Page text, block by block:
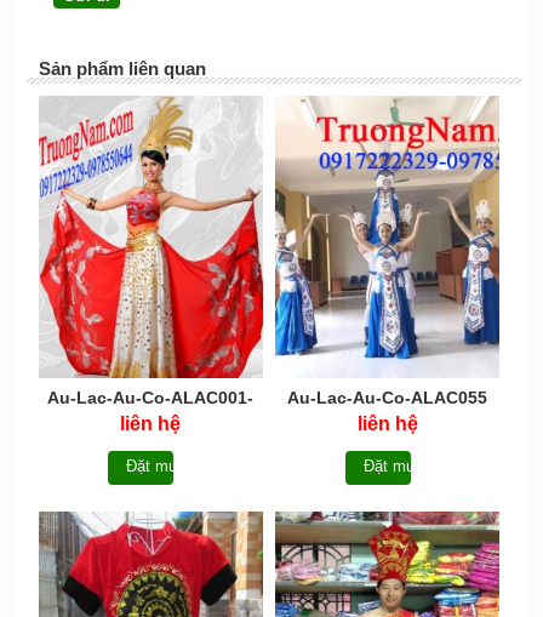
Sản phẩm liên quan
Au-Lac-Au-Co-ALAC001-
Tạm hết hàng
liên hệ
Đặt mua
Au-Lac-Au-Co-ALAC055
liên hệ
Đặt mua